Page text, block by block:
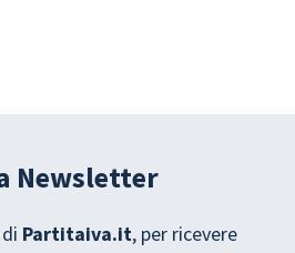
Newsletter
Partitaiva.it, per ricevere